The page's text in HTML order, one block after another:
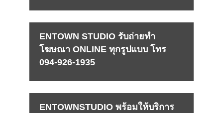
ENTOWN STUDIO รับถ่ายทำ
โฆษณา ONLINE ทุกรูปแบบ โทร
094-926-1935
ENTOWNSTUDIO พร้อมให้บริการ